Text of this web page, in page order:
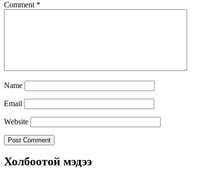
Comment *
Name
Email
Website
Холбоотой мэдээ